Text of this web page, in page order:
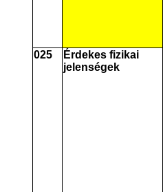
025
Érdekes fizikai
jelenségek